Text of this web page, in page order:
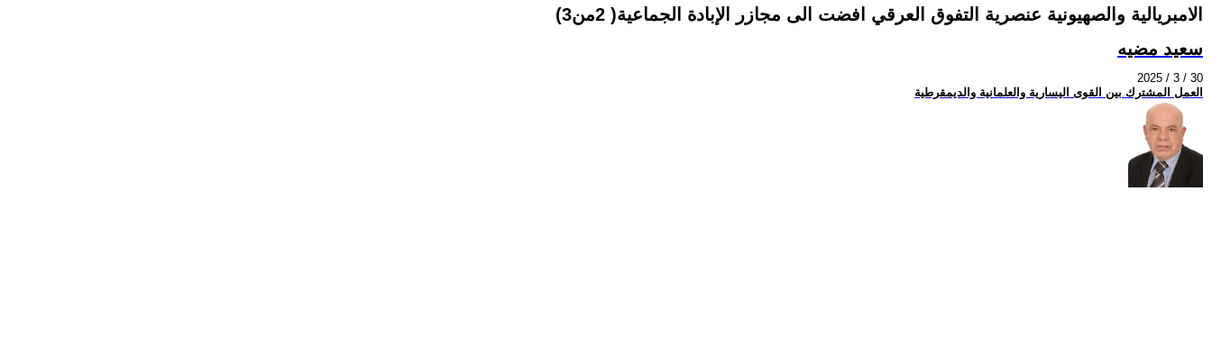
الامبريالية والصهيونية عنصرية التفوق العرقي افضت الى مجازر الإبادة الجماعية( 2من3)
سعيد مضيه
2025 / 3 / 30
العمل المشترك بين القوى اليسارية والعلمانية والديمقرطية